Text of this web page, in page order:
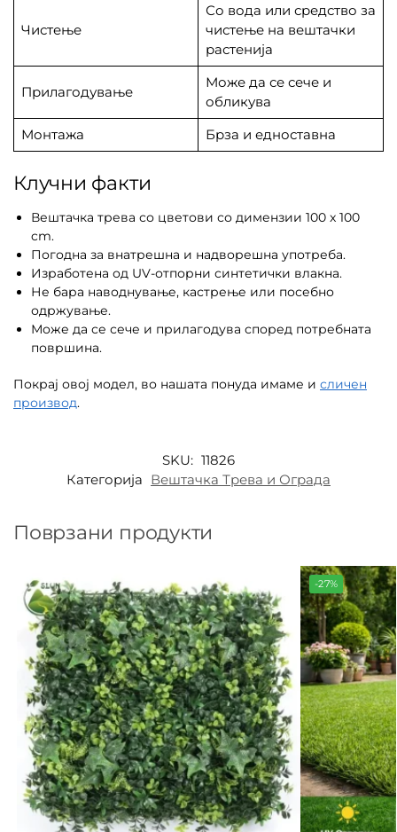
Чистење
Со вода или средство за
чистење на вештачки
растенија
Прилагодување
Може да се сече и
обликува
Монтажа
Брза и едноставна
Клучни факти
Вештачка трева со цветови со димензии 100 x 100
cm.
Погодна за внатрешна и надворешна употреба.
Изработена од UV-отпорни синтетички влакна.
Не бара наводнување, кастрење или посебно
одржување.
Може да се сече и прилагодува според потребната
површина.
Покрај овој модел, во нашата понуда имаме и сличен
производ.
SKU: 11826
Категорија Вештачка Трева и Ограда
Поврзани продукти
-27%